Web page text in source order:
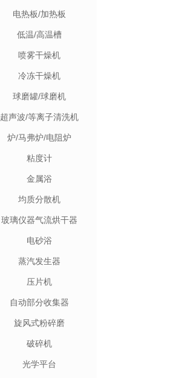
电热板/加热板
低温/高温槽
喷雾干燥机
冷冻干燥机
球磨罐/球磨机
超声波/等离子清洗机
炉/马弗炉/电阻炉
粘度计
金属浴
均质分散机
玻璃仪器气流烘干器
电砂浴
蒸汽发生器
压片机
自动部分收集器
旋风式粉碎磨
破碎机
光学平台